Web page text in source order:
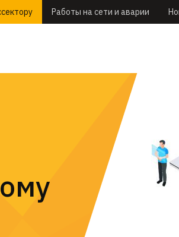
Работы на сети и аварии